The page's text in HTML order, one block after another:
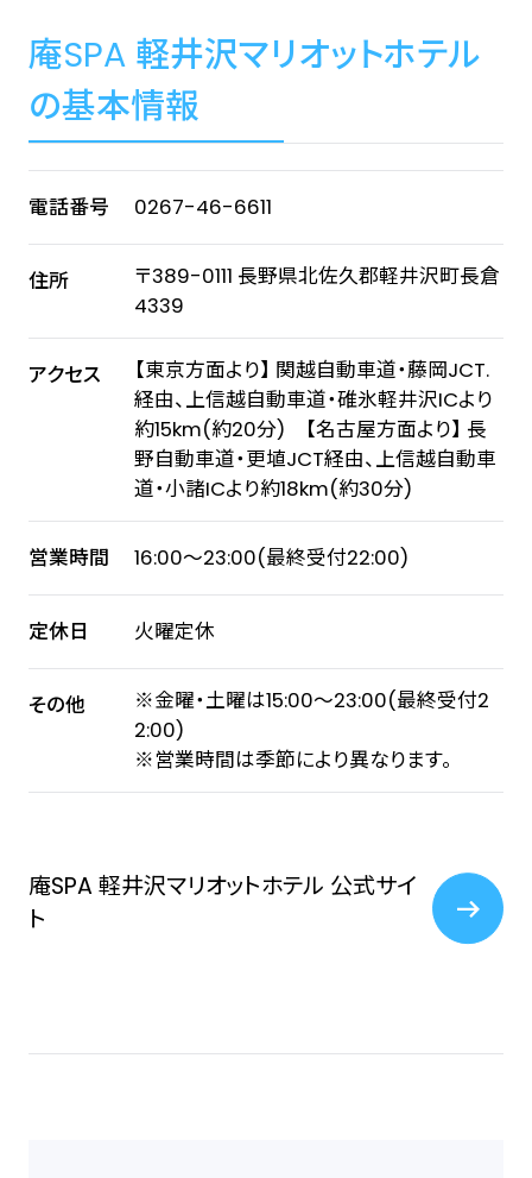
庵SPA 軽井沢マリオットホテル
の基本情報
電話番号 0267-46-6611
住所
〒389-0111 長野県北佐久郡軽井沢町長倉
4339
アクセス
【東京方面より】 関越自動車道・藤岡JCT.
経由、上信越自動車道・碓氷軽井沢ICより
約15km(約20分) 【名古屋方面より】 長
野自動車道・更埴JCT経由、上信越自動車
道・小諸ICより約18km(約30分)
営業時間 16:00～23:00(最終受付22:00)
定休日 火曜定休
その他
※金曜・土曜は15:00～23:00(最終受付2
2:00)
※営業時間は季節により異なります。
庵SPA 軽井沢マリオットホテル 公式サイ
ト